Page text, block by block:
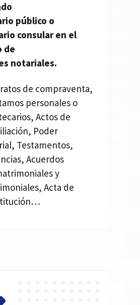
público o
consular en el
de
notariales.
de compraventa,
personales o
Actos de
Poder
Testamentos,
Acuerdos
y
Acta de